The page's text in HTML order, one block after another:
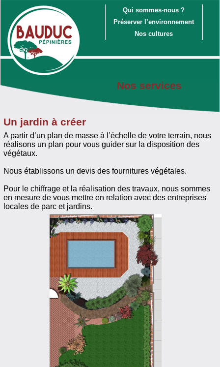
Un jardin à créer
A partir d’un plan de masse à l’échelle de votre terrain, nous
réalisons un plan pour vous guider sur la disposition des
végétaux.
Nous établissons un devis des fournitures végétales.
Pour le chiffrage et la réalisation des travaux, nous sommes
en mesure de vous mettre en relation avec des entreprises
locales de parc et jardins.
Nos services
Qui sommes-nous ?
Préserver l’environnement
Nos cultures